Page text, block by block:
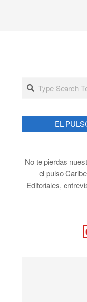
Search
EL
No te pierdas
el pulso
Editoriales,